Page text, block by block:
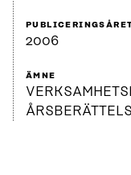
2006
ÄMNE